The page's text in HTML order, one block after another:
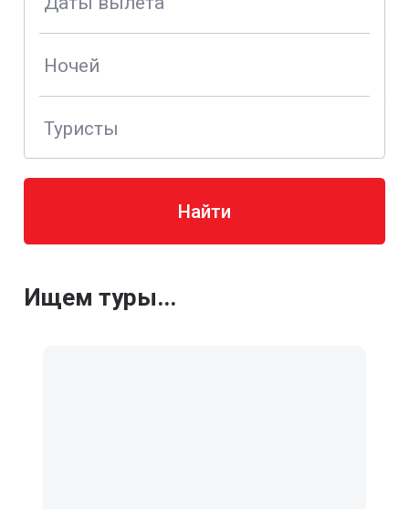
Ночей
Туристы
Найти
Ищем туры...